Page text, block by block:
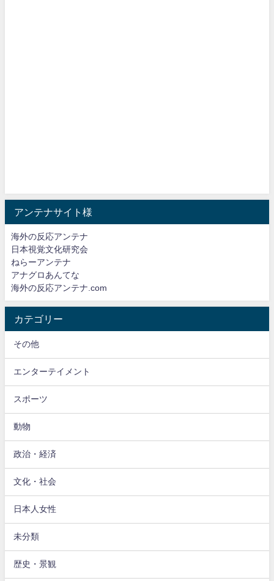
アンテナサイト様
海外の反応アンテナ
日本視覚文化研究会
ねらーアンテナ
アナグロあんてな
海外の反応アンテナ.com
カテゴリー
その他
エンターテイメント
スポーツ
動物
政治・経済
文化・社会
日本人女性
未分類
歴史・景観